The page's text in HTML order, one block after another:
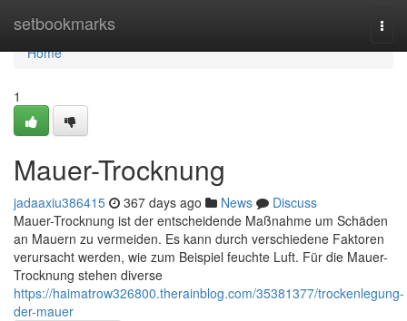
setbookmarks
Home
Home
1
Mauer-Trocknung
jadaaxiu386415 367 days ago News
Discuss
Mauer-Trocknung ist der entscheidende Maßnahme um Schäden
an Mauern zu vermeiden. Es kann durch verschiedene Faktoren
verursacht werden, wie zum Beispiel feuchte Luft. Für die Mauer-
Trocknung stehen diverse
https://haimatrow326800.therainblog.com/35381377/trockenlegung-
der-mauer